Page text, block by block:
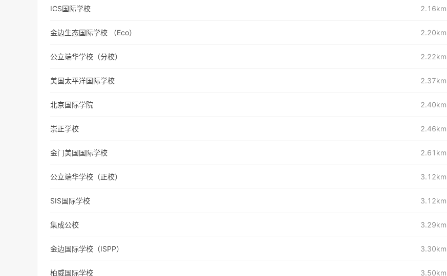
ICS国际学校 2.16km
金边生态国际学校 （Eco） 2.20km
公立端华学校（分校） 2.22km
美国太平洋国际学校 2.37km
北京国际学院 2.40km
崇正学校 2.46km
金门美国国际学校 2.61km
公立端华学校（正校） 3.12km
SIS国际学校 3.12km
集成公校 3.29km
金边国际学校（ISPP） 3.30km
柏威国际学校 3.50km